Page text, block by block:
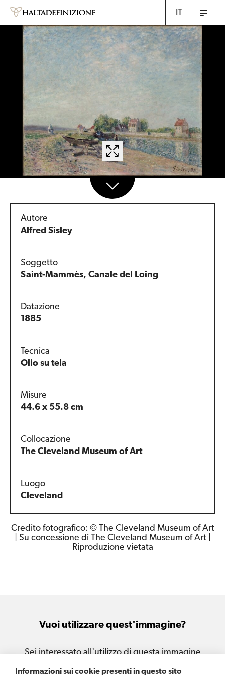
Informazioni sui cookie presenti in questo sito
IT
Autore
Alfred Sisley
Soggetto
Saint-Mammès, Canale del Loing
Datazione
1885
Tecnica
Olio su tela
Misure
44.6 x 55.8 cm
Collocazione
The Cleveland Museum of Art
Luogo
Cleveland
Credito fotografico: © The Cleveland Museum of Art
| Su concessione di The Cleveland Museum of Art |
Riproduzione vietata
Vuoi utilizzare quest'immagine?
Sei interessato all'utilizzo di questa immagine
per le tue attività e i tuoi progetti?